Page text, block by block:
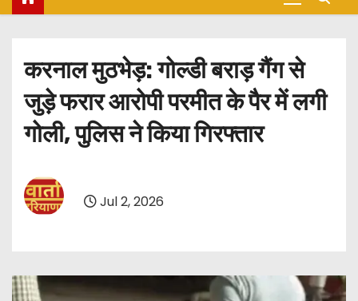
करनाल मुठभेड़: गोल्डी बराड़ गैंग से
जुड़े फरार आरोपी परमीत के पैर में लगी
गोली, पुलिस ने किया गिरफ्तार
Jul 2, 2026